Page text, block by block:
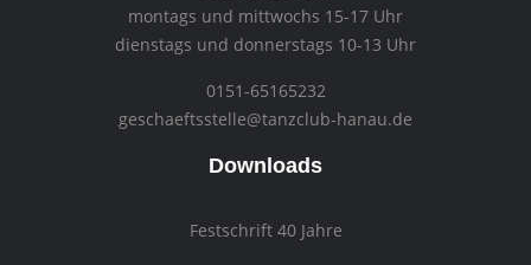
montags und mittwochs 15-17 Uhr
dienstags und donnerstags 10-13 Uhr
0151-65165232
geschaeftsstelle@tanzclub-hanau.de
Downloads
Festschrift 40 Jahre